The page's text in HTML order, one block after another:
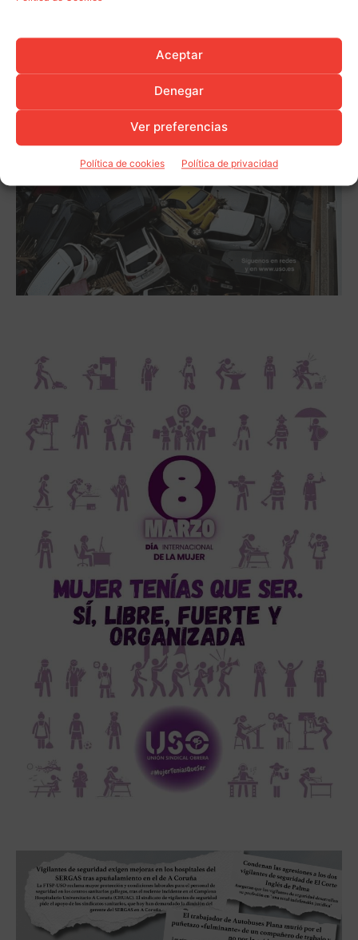
Aceptar
Denegar
Ver preferencias
Política de cookies Política de privacidad